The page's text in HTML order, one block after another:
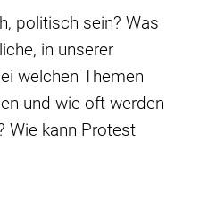
politisch sein? Was
in unserer
welchen Themen
und wie oft werden
Wie kann Protest